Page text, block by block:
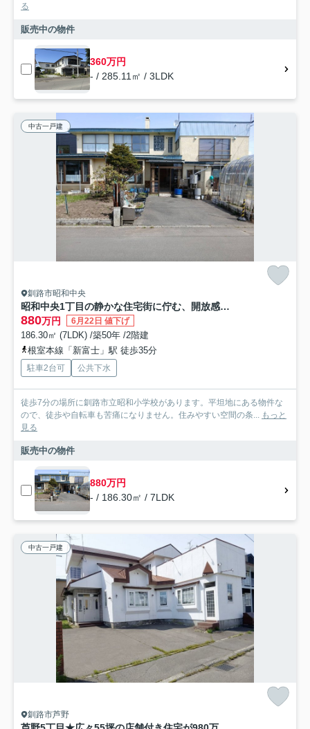
る
販売中の物件
360万円
- / 285.11㎡ / 3LDK
中古一戸建
釧路市昭和中央
昭和中央1丁目の静かな住宅街に佇む、開放感あふれる角地の7LDK物件
880万円 6月22日 値下げ
186.30㎡ (7LDK) /築50年 /2階建
根室本線「新富士」駅 徒歩35分
駐車2台可 公共下水
徒歩7分の場所に釧路市立昭和小学校があります。平坦地にある物件な
ので、徒歩や自転車も苦痛になりません。住みやすい空間の条... もっと
見る
販売中の物件
880万円
- / 186.30㎡ / 7LDK
中古一戸建
釧路市芦野